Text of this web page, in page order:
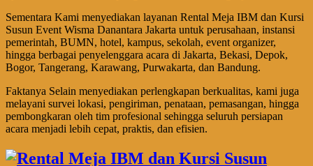
Sementara Kami menyediakan layanan Rental Meja IBM dan Kursi
Susun Event Wisma Danantara Jakarta untuk perusahaan, instansi
pemerintah, BUMN, hotel, kampus, sekolah, event organizer,
hingga berbagai penyelenggara acara di Jakarta, Bekasi, Depok,
Bogor, Tangerang, Karawang, Purwakarta, dan Bandung.
Faktanya Selain menyediakan perlengkapan berkualitas, kami juga
melayani survei lokasi, pengiriman, penataan, pemasangan, hingga
pembongkaran oleh tim profesional sehingga seluruh persiapan
acara menjadi lebih cepat, praktis, dan efisien.